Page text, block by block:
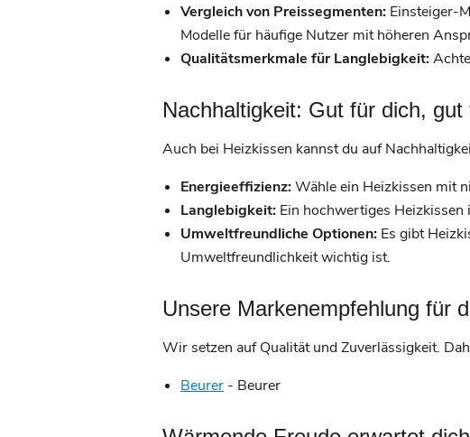
Vergleich von Preissegmenten: Einsteiger-
Modelle für häufige Nutzer mit höheren
Qualitätsmerkmale für Langlebigkeit:
Nachhaltigkeit: Gut für dich,
Auch bei Heizkissen kannst du auf
Energieeffizienz:Wähle ein Heizkissen mit
Langlebigkeit: Ein hochwertiges
Umweltfreundliche Optionen: Es gibt
Umweltfreundlichkeit wichtig ist.
Unsere Markenempfehlung für
Wir setzen auf Qualität und Zuverlässigkeit.
Beurer - Beurer